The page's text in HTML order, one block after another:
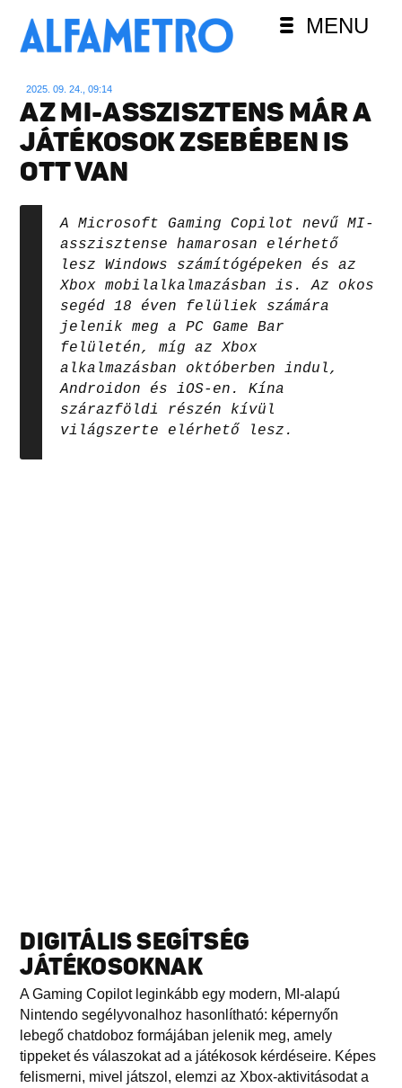
MENU
2025. 09. 24., 09:14
AZ MI-ASSZISZTENS MÁR A
JÁTÉKOSOK ZSEBÉBEN IS
OTT VAN
A Microsoft Gaming Copilot nevű MI-
asszisztense hamarosan elérhető
lesz Windows számítógépeken és az
Xbox mobilalkalmazásban is. Az okos
segéd 18 éven felüliek számára
jelenik meg a PC Game Bar
felületén, míg az Xbox
alkalmazásban októberben indul,
Androidon és iOS-en. Kína
szárazföldi részén kívül
világszerte elérhető lesz.
DIGITÁLIS SEGÍTSÉG
JÁTÉKOSOKNAK
A Gaming Copilot leginkább egy modern, MI-alapú
Nintendo segélyvonalhoz hasonlítható: képernyőn
lebegő chatdoboz formájában jelenik meg, amely
tippeket és válaszokat ad a játékosok kérdéseire. Képes
felismerni, mivel játszol, elemzi az Xbox-aktivitásodat a